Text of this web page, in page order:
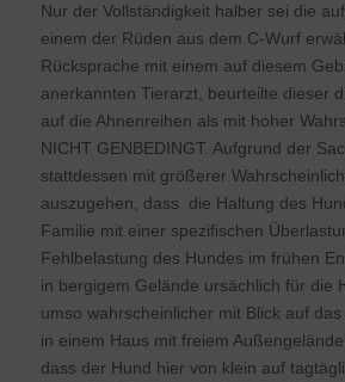
Nur der Vollständigkeit halber sei die
einem der Rüden aus dem C-Wurf
Rücksprache mit einem auf diesem
anerkannten Tierarzt, beurteilte dieser
auf die Ahnenreihen als mit hoher
NICHT GENBEDINGT. Aufgrund der
stattdessen mit größerer
auszugehen, dass die Haltung des
Familie mit einer spezifischen
Fehlbelastung des Hundes im frühen
in bergigem Gelände ursächlich für die
umso wahrscheinlicher mit Blick auf
in einem Haus mit freiem
dass der Hund hier von klein auf